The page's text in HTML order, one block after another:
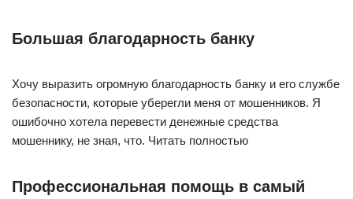
Большая благодарность банку
Хочу выразить огромную благодарность банку и его службе
безопасности, которые уберегли меня от мошенников. Я
ошибочно хотела перевести денежные средства
мошеннику, не зная, что. Читать полностью
Профессиональная помощь в самый